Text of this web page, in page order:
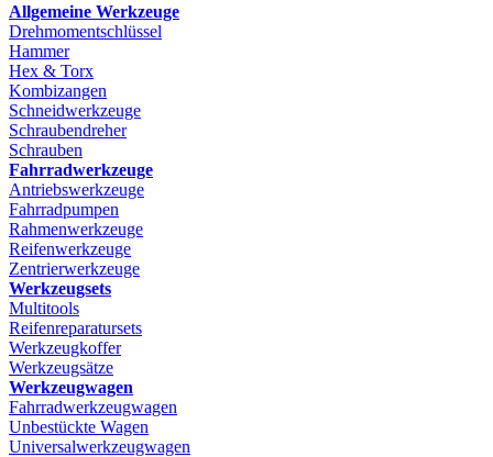
Allgemeine Werkzeuge
Drehmomentschlüssel
Hammer
Hex & Torx
Kombizangen
Schneidwerkzeuge
Schraubendreher
Schrauben
Fahrradwerkzeuge
Antriebswerkzeuge
Fahrradpumpen
Rahmenwerkzeuge
Reifenwerkzeuge
Zentrierwerkzeuge
Werkzeugsets
Multitools
Reifenreparatursets
Werkzeugkoffer
Werkzeugsätze
Werkzeugwagen
Fahrradwerkzeugwagen
Unbestückte Wagen
Universalwerkzeugwagen